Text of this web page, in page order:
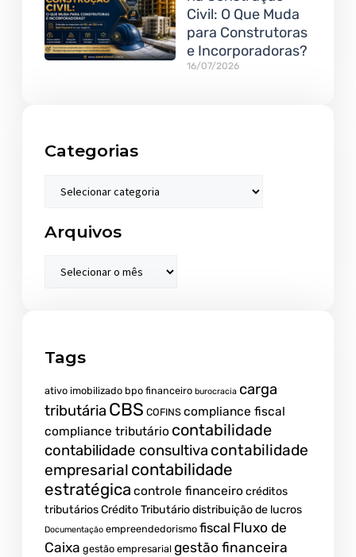
Civil: O Que Muda
para Construtoras
e Incorporadoras?
16/07/2026
Categorias
Arquivos
Tags
ativo imobilizado bpo financeiro burocracia carga
tributária CBS COFINS compliance fiscal
compliance tributário contabilidade
contabilidade consultiva contabilidade
empresarial contabilidade
estratégica controle financeiro créditos
tributáriosCrédito Tributáriodistribuição de lucros
Documentação empreendedorismo fiscal Fluxo de
Caixa gestão empresarial gestão financeira